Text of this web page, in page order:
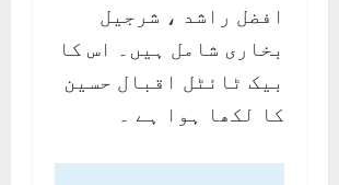
افضل راشد ، شرجیل
بخاری شامل ہیں۔ اس کا
بیک ٹائٹل اقبال حسین
کا لکھا ہوا ہے ۔